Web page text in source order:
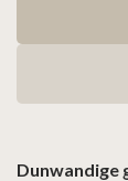
Dunwandige